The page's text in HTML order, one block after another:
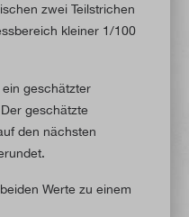
zwei Teilstrichen
kleiner 1/100
geschätzter
Der geschätzte
den nächsten
Werte zu einem